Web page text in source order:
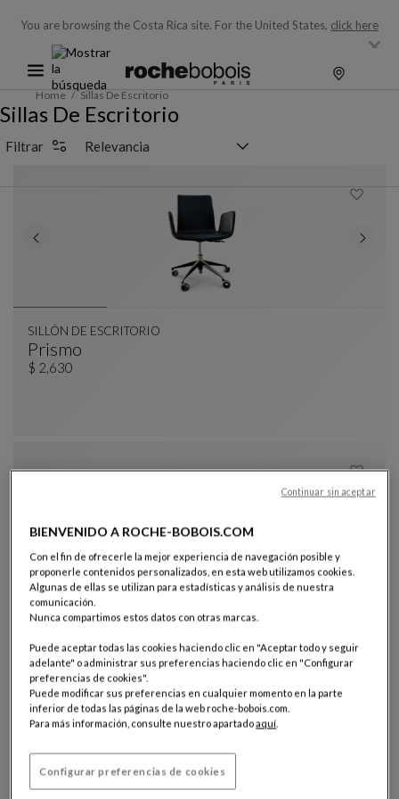
You are browsing the Costa Rica site. For the United States, click here
Home Sillas De Escritorio
Sillas De Escritorio
Filtrar
Prismo
SILLÓN DE ESCRITORIO
Ver Descripción Completa
SILLÓN DE ESCRITORIO
$ 2,630
Pulp
Sillón Para Visitas
Ver Descripción Completa
$ 6,800
+11Otros colores : 11 colores disponibles
BIENVENIDO A ROCHE-BOBOIS.COM
Con el fin de ofrecerle la mejor experiencia de navegación posible y
proponerle contenidos personalizados, en esta web utilizamos cookies.
Algunas de ellas se utilizan para estadísticas y análisis de nuestra
comunicación.
Nunca compartimos estos datos con otras marcas.
Puede aceptar todas las cookies haciendo clic en "Aceptar todo y seguir
adelante" o administrar sus preferencias haciendo clic en "Configurar
preferencias de cookies".
Puede modificar sus preferencias en cualquier momento en la parte
inferior de todas las páginas de la web roche-bobois.com.
Para más información, consulte nuestro apartadoaquí.
Configurar preferencias de cookies
Continuar sin aceptar